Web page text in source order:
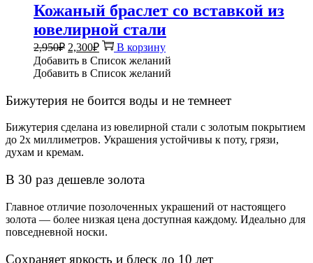
Кожаный браслет со вставкой из
ювелирной стали
2,950₽ Первоначальная
цена
составляла
2,300₽Текущая
цена:
2,300₽.
В корзину
Добавить в Список желаний
Добавить в Список желаний
Бижутерия не боится воды и не темнеет
Бижутерия сделана из ювелирной стали с золотым покрытием
до 2х миллиметров. Украшения устойчивы к поту, грязи,
духам и кремам.
В 30 раз дешевле золота
Главное отличие позолоченных украшений от настоящего
золота — более низкая цена доступная каждому. Идеально для
повседневной носки.
Сохраняет яркость и блеск до 10 лет